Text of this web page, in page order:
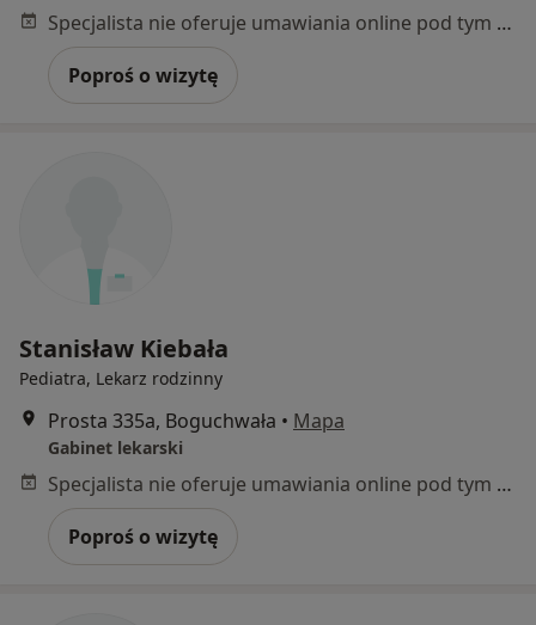
Specjalista nie oferuje umawiania online pod tym adresem.
Poproś o wizytę
Stanisław Kiebała
Pediatra, Lekarz rodzinny
Prosta 335a, Boguchwała • Mapa
Gabinet lekarski
Specjalista nie oferuje umawiania online pod tym adresem.
Poproś o wizytę